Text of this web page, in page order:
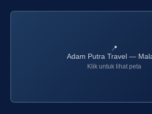
📍
Adam Putra Travel —
Klik untuk lihat peta